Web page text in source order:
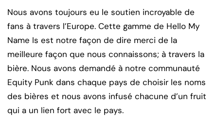
Nous avons toujours eu le soutien incroyable de
fans à travers l’Europe. Cette gamme de Hello My
Name Is est notre façon de dire merci de la
meilleure façon que nous connaissons; à travers la
bière. Nous avons demandé à notre communauté
Equity Punk dans chaque pays de choisir les noms
des bières et nous avons infusé chacune d’un fruit
qui a un lien fort avec le pays.